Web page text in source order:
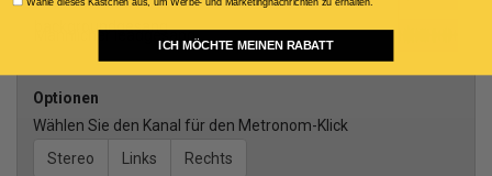
backgroundgesang
Männlicher leadgesang
Optionen
Wählen Sie den Kanal für den Metronom-Klick
Stereo
Links Rechts
ICH MÖCHTE MEINEN RABATT